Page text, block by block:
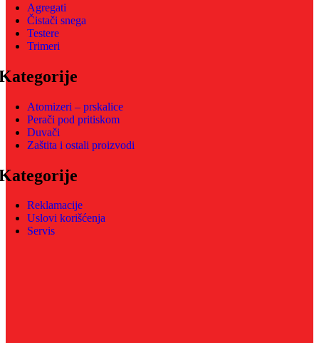
Agregati
Čistači snega
Testere
Trimeri
Atomizeri – prskalice
Perači pod pritiskom
Duvači
Zaštita i ostali proizvodi
Reklamacije
Uslovi korišćenja
Servis